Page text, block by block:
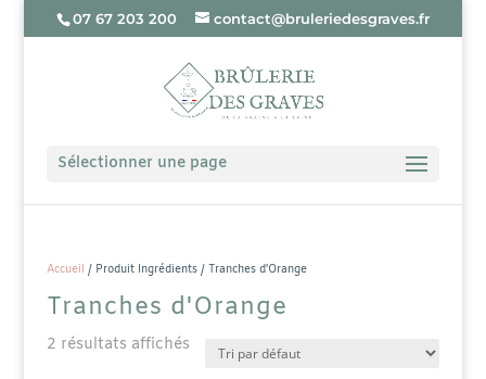
07 67 203 200 contact@bruleriedesgraves.fr
Sélectionner une page
Accueil / Produit Ingrédients / Tranches d'Orange
Tranches d'Orange
2 résultats affichés